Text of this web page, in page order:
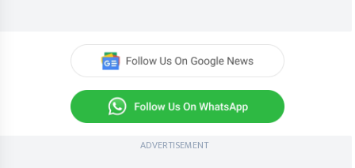
ADVERTISEMENT